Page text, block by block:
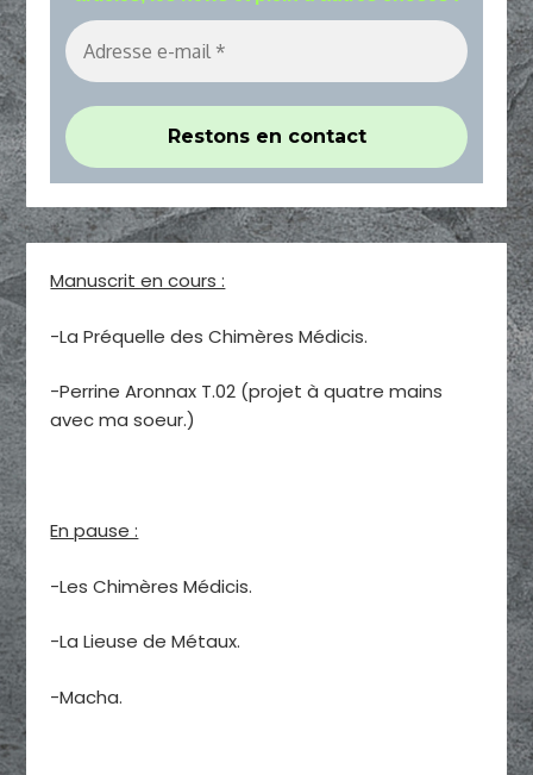
Manuscrit en cours :
-La Préquelle des Chimères Médicis.
-Perrine Aronnax T.02 (projet à quatre mains
avec ma soeur.)
En pause :
-Les Chimères Médicis.
-La Lieuse de Métaux.
-Macha.